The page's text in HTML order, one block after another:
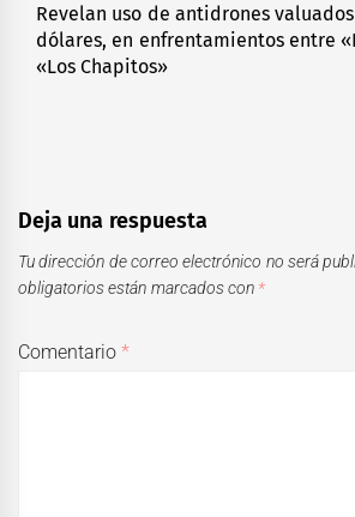
Next
post:
Revelan uso de antidrones
dólares, en enfrentamientos entre
«Los Chapitos»
Deja una respuesta
Tu dirección de correo electrónico no será
obligatorios están marcados con *
Comentario*